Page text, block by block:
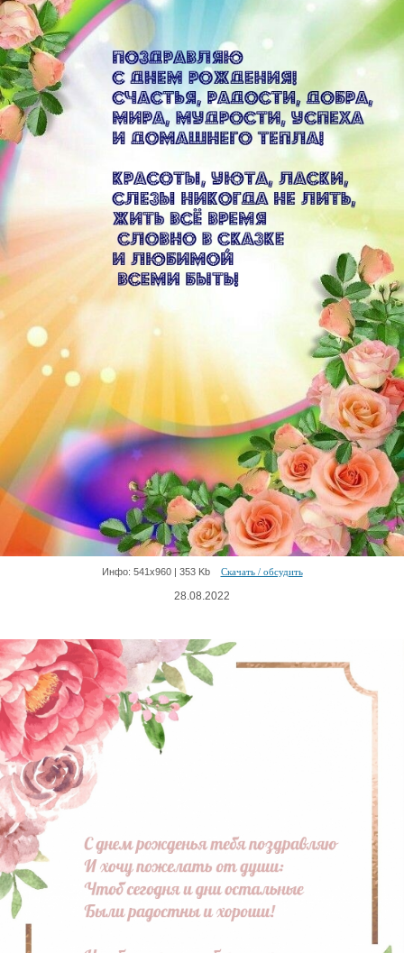
Инфо: 541х960 | 353 Kb Скачать / обсудить
28.08.2022